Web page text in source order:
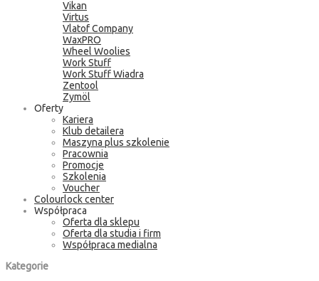
Vikan
Virtus
Vlatof Company
WaxPRO
Wheel Woolies
Work Stuff
Work Stuff Wiadra
Zentool
Zymöl
Oferty
Kariera
Klub detailera
Maszyna plus szkolenie
Pracownia
Promocje
Szkolenia
Voucher
Colourlock center
Współpraca
Oferta dla sklepu
Oferta dla studia i firm
Współpraca medialna
Kategorie